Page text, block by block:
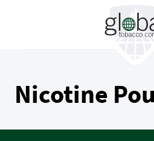
Nicotine